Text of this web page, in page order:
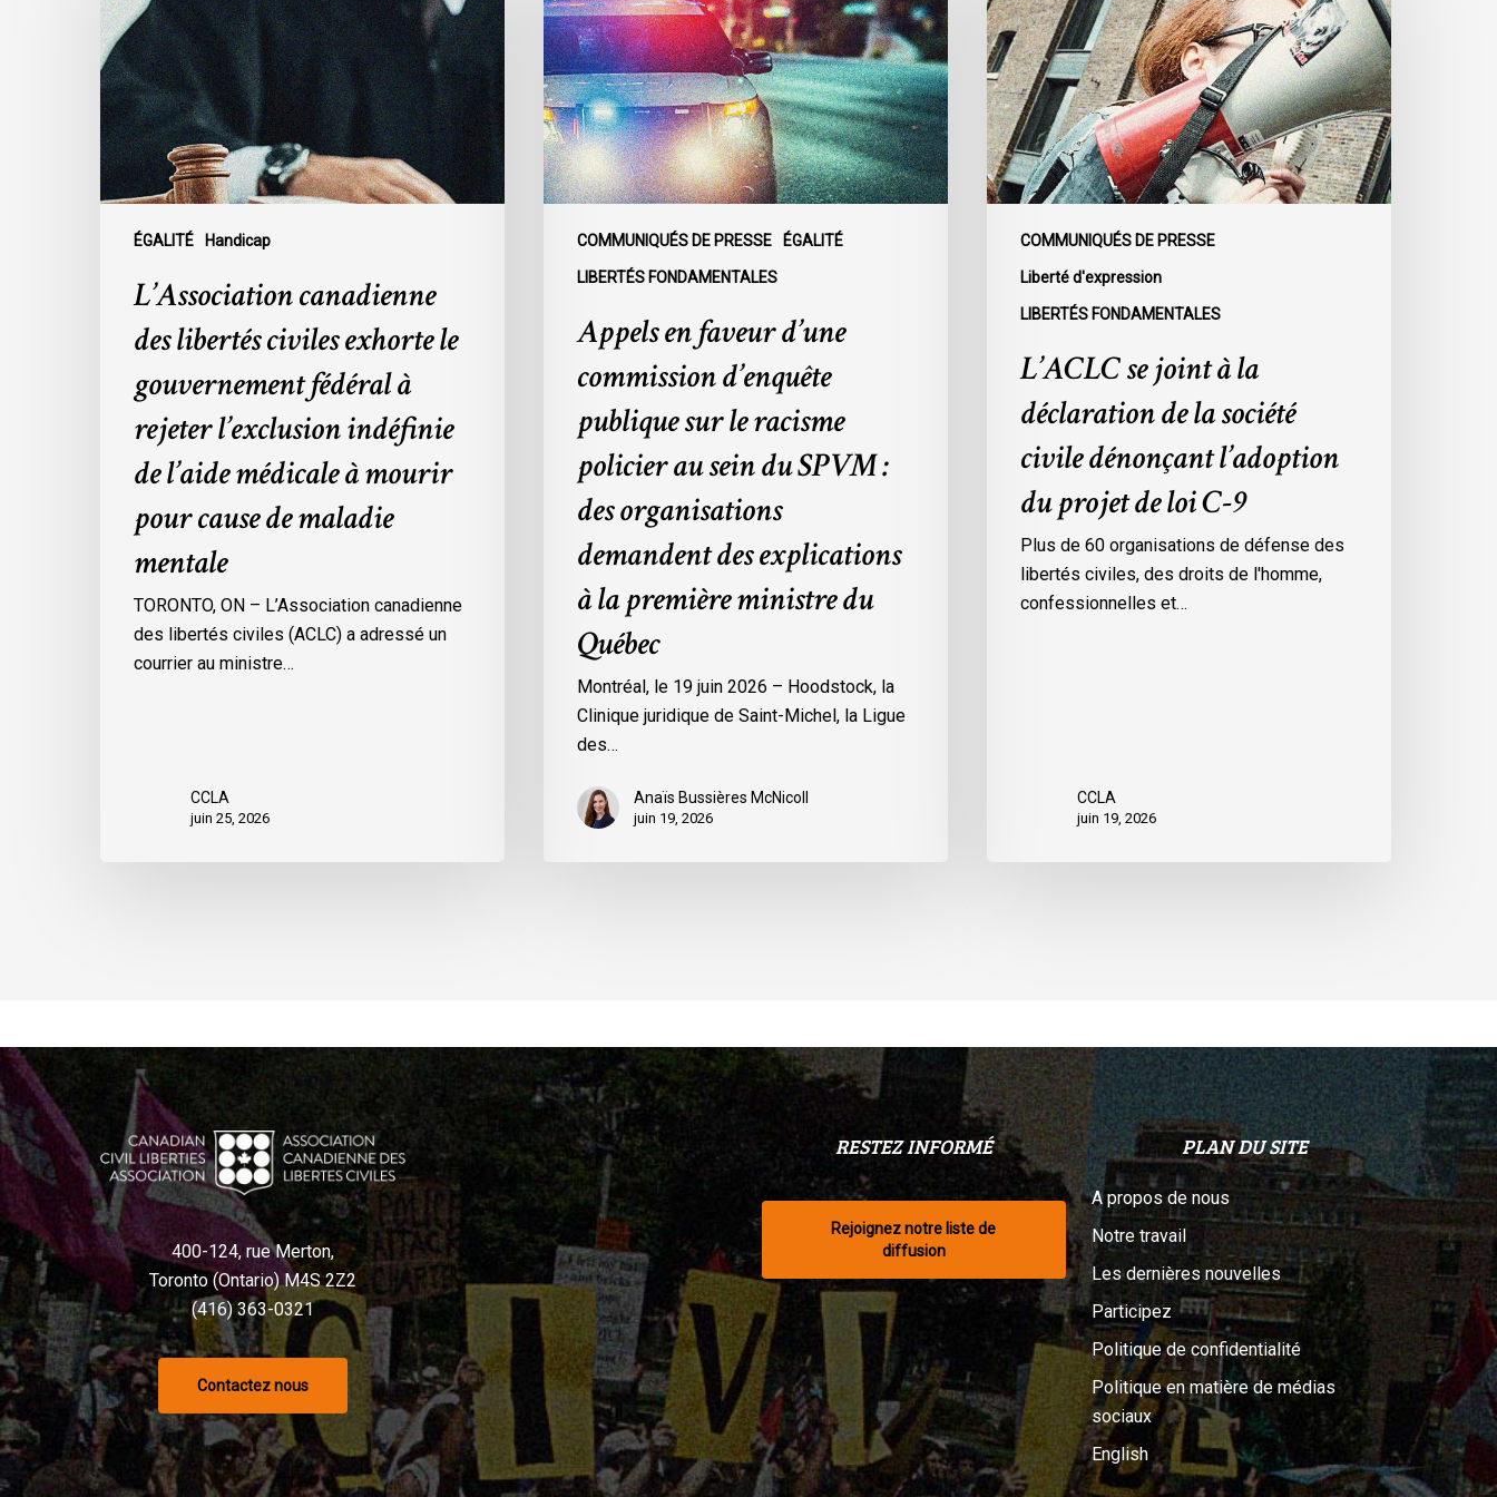
ÉGALITÉ Handicap
libertés
civiles
exhorte
le
gouvernement
fédéral
à
rejeter
indéfinie
l’aide
médicale
mourir
maladie
L’Association canadienne
des libertés civiles exhorte le
gouvernement fédéral à
rejeter l’exclusion indéfinie
de l’aide médicale à mourir
pour cause de maladie
mentale
TORONTO, ON – L’Association canadienne
des libertés civiles (ACLC) a adressé un
courrier au ministre…
CCLA
juin 25, 2026
COMMUNIQUÉS DE PRESSE ÉGALITÉ
LIBERTÉS FONDAMENTALES
d’une
commission
d’enquête
publique
sur
le
racisme
policier
organisations
demandent
explications
première
ministre
Québec
Appels en faveur d’une
commission d’enquête
publique sur le racisme
policier au sein du SPVM :
des organisations
demandent des explications
à la première ministre du
Québec
Montréal, le 19 juin 2026 – Hoodstock, la
Clinique juridique de Saint-Michel, la Ligue
des…
Anaïs Bussières McNicoll
juin 19, 2026
COMMUNIQUÉS DE PRESSE
Liberté d'expression
LIBERTÉS FONDAMENTALES
à
la
déclaration
de
la
société
civile
dénonçant
projet
L’ACLC se joint à la
déclaration de la société
civile dénonçant l’adoption
du projet de loi C-9
Plus de 60 organisations de défense des
libertés civiles, des droits de l'homme,
confessionnelles et…
CCLA
juin 19, 2026
400-124, rue Merton,
Toronto (Ontario) M4S 2Z2
(416) 363-0321
Contactez nous
RESTEZ INFORMÉ
Rejoignez notre liste de
diffusion
PLAN DU SITE
A propos de nous
Notre travail
Les dernières nouvelles
Participez
Politique de confidentialité
Politique en matière de médias
sociaux
English